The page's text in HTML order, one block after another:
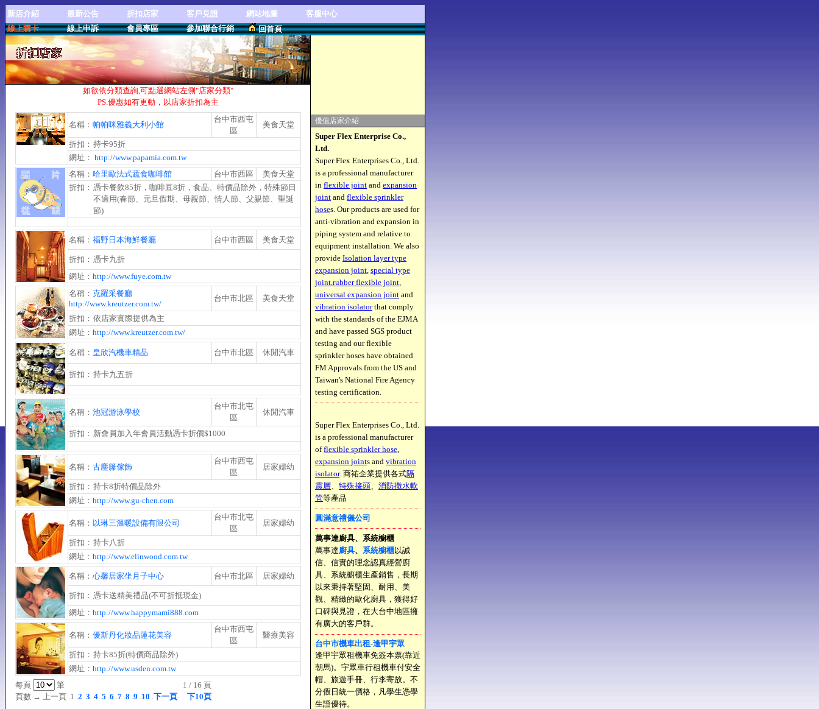
新店介紹 最新公告 折扣店家 客戶見證 網站地圖
客服中心
線上購卡
線上申訴 會員專區 參加聯合行銷 回首頁
如欲依分類查詢,可點選網站左側"店家分類"
PS.優惠如有更動，以店家折扣為主
名稱： 帕帕咪雅義大利小館
台中市西屯
區
美食天堂
折扣： 持卡95折
網址： http://www.papamia.com.tw
名稱： 哈里歐法式蔬食咖啡館 台中市西區
美食天堂
折扣： 憑卡餐飲85折，咖啡豆8折，食品、特價品除外，特殊節日
不適用(春節、元旦假期、母親節、情人節、父親節、聖誕
節)
名稱： 福野日本海鮮餐廳 台中市西區 美食天堂
折扣： 憑卡九折
網址： http://www.fuye.com.tw
名稱： 克羅采餐廳
http://www.kreutzer.com.tw/
台中市北區 美食天堂
折扣： 依店家實際提供為主
網址： http://www.kreutzer.com.tw/
名稱： 皇欣汽機車精品 台中市北區 休閒汽車
折扣： 持卡九五折
名稱： 池冠游泳學校
台中市北屯
區
休閒汽車
折扣： 新會員加入年會員活動憑卡折價$1000
名稱： 古塵籐傢飾
台中市西屯
區
居家婦幼
折扣： 持卡8折特價品除外
網址： http://www.gu-chen.com
名稱： 以琳三溫暖設備有限公司
台中市北屯
區
居家婦幼
折扣： 持卡八折
網址： http://www.elinwood.com.tw
名稱： 心馨居家坐月子中心 台中市北區 居家婦幼
折扣： 憑卡送精美禮品(不可折抵現金)
網址： http://www.happymami888.com
名稱： 優斯丹化妝品蓮花美容
台中市西屯
區
醫療美容
折扣： 持卡85折(特價商品除外)
網址： http://www.usden.com.tw
每頁
筆
1 / 16 頁
頁數 → 上一頁 .1 .2 .3 .4.5 .6 .7.8 .9 .10 .下一頁 下10頁
優值店家介紹
Super Flex Enterprise Co.,
Ltd.
Super Flex Enterprises Co., Ltd.
is a professional manufacturer
in flexible joint and expansion
joint and flexible sprinkler
hoses. Our products are used for
anti-vibration and expansion in
piping system and relative to
equipment installation. We also
provide Isolation layer type
expansion joint, special type
joint,rubber flexible joint,
universal expansion joint and
vibration isolatorthat comply
with the standards of the EJMA
and have passed SGS product
testing and our flexible
sprinkler hoses have obtained
FM Approvals from the US and
Taiwan's National Fire Agency
testing certification.
Super Flex Enterprises Co., Ltd.
is a professional manufacturer
offlexible sprinkler hose,
expansion joints and vibration
isolator. 商祐企業提供各式隔
震層、 特殊接頭、 消防撒水軟
管等產品
圓滿意禮儀公司
萬事達廚具、系統櫥櫃
萬事達廚具、 系統櫥櫃以誠
信、信實的理念認真經營廚
具、系統櫥櫃生產銷售，長期
以來秉持著堅固、耐用、美
觀、精緻的歐化廚具，獲得好
口碑與見證，在大台中地區擁
有廣大的客戶群。
台中市機車出租-逢甲宇眾
逢甲宇眾租機車免簽本票(靠近
朝馬)。宇眾車行租機車付安全
帽、旅遊手冊、行李寄放。不
分假日統一價格，凡學生憑學
生證優待。